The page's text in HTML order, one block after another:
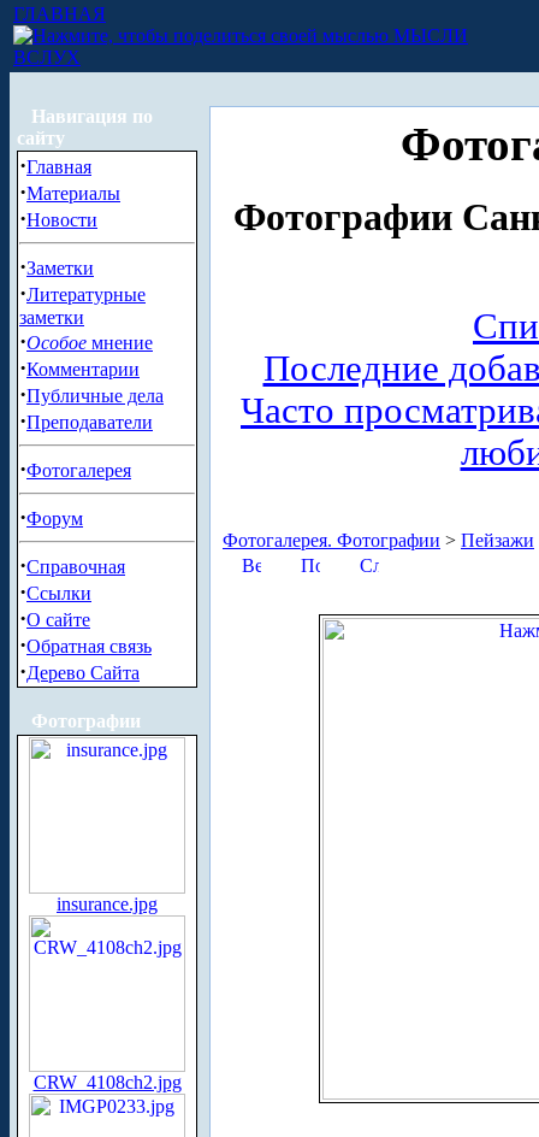
ГЛАВНАЯ
МЫСЛИ
ВСЛУХ
Навигация по
сайту
·Главная
·Материалы
·Новости
·Заметки
·Литературные
заметки
·Особое мнение
·Комментарии
·Публичные дела
·Преподаватели
·Фотогалерея
·Форум
·Справочная
·Ссылки
·О сайте
·Обратная связь
·Дерево Сайта
Фотографии
insurance.jpg
CRW_4108ch2.jpg
Фотографии
Последние
Часто
Фотогалерея. Фотографии > Пейзажи